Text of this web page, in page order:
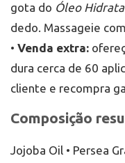
gota do Óleo
dedo. Massageie
• Venda extra:
dura cerca de 60
cliente e recompra
Composição
Jojoba Oil • Persea